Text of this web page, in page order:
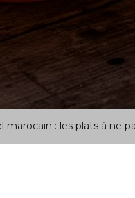
: les plats à ne